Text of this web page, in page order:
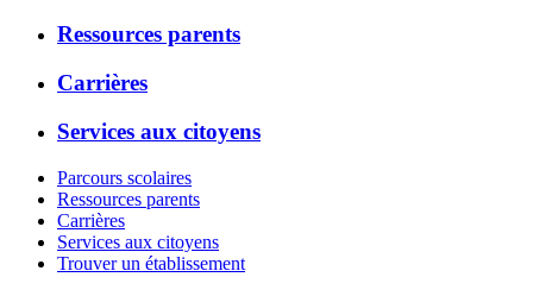
Ressources parents
Carrières
Services aux citoyens
Parcours scolaires
Ressources parents
Carrières
Services aux citoyens
Trouver un établissement